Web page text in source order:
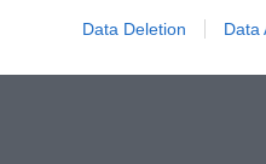
Data Deletion Data